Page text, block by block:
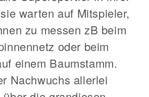
warten auf Mitspieler,
zu messen zB beim
oder beim
einem Baumstamm.
Nachwuchs allerlei